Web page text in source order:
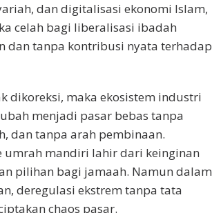
dan digitalisasi ekonomi Islam,
celah bagi liberalisasi ibadah
dan tanpa kontribusi nyata terhadap
dikoreksi, maka ekosistem industri
menjadi pasar bebas tanpa
dan tanpa arah pembinaan.
umrah mandiri lahir dari keinginan
pilihan bagi jamaah. Namun dalam
deregulasi ekstrem tanpa tata
chaos pasar.